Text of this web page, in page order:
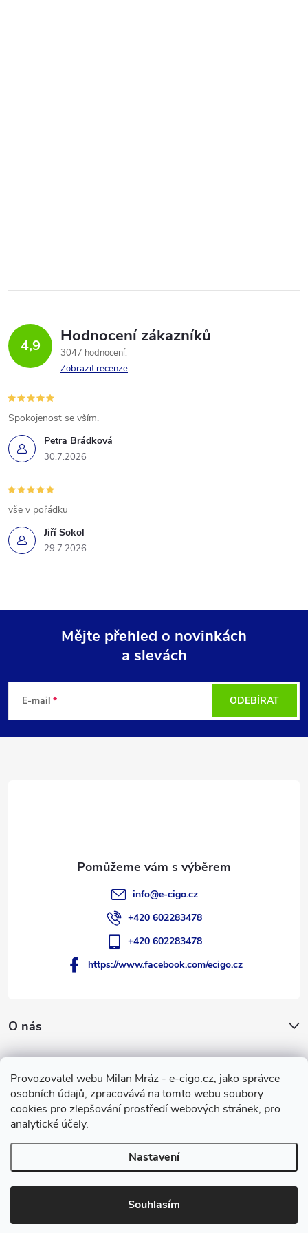
Provozovatel webu Milan Mráz - e-cigo.cz, jako správce
osobních údajů, zpracovává na tomto webu soubory
cookies pro zlepšování prostředí webových stránek, pro
analytické účely.
Nastavení
Souhlasím
4,9 Hodnocení zákazníků
3047 hodnocení
Zobrazit recenze
Petra Brádková
30.7.2026
Spokojenost se vším.
Jiří Sokol
29.7.2026
vše v pořádku
p
Mějte přehled o novinkách
a slevách
E-mail ODEBÍRAT
O nás
Facebook
info@e-cigo.cz
+420 602283478
+420 602283478
https://www.facebook.com/ecigo.cz
Vytvořil Shoptet
Copyright 2007-2026e-cigo.cz. Všechna práva vyhrazena.